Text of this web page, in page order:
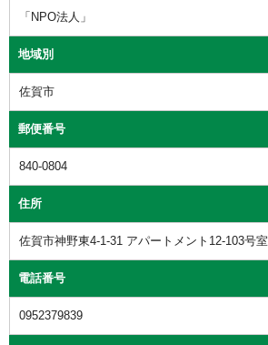
「NPO法人」
地域別
佐賀市
郵便番号
840-0804
住所
佐賀市神野東4-1-31 アパートメント12-103号室
電話番号
0952379839